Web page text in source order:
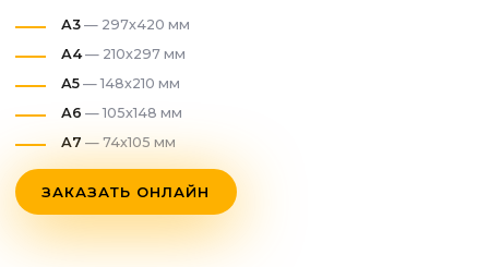
А3 — 297х420 мм
А4— 210х297 мм
А5 — 148х210 мм
А6 — 105х148 мм
А7 — 74х105 мм
ЗАКАЗАТЬ ОНЛАЙН